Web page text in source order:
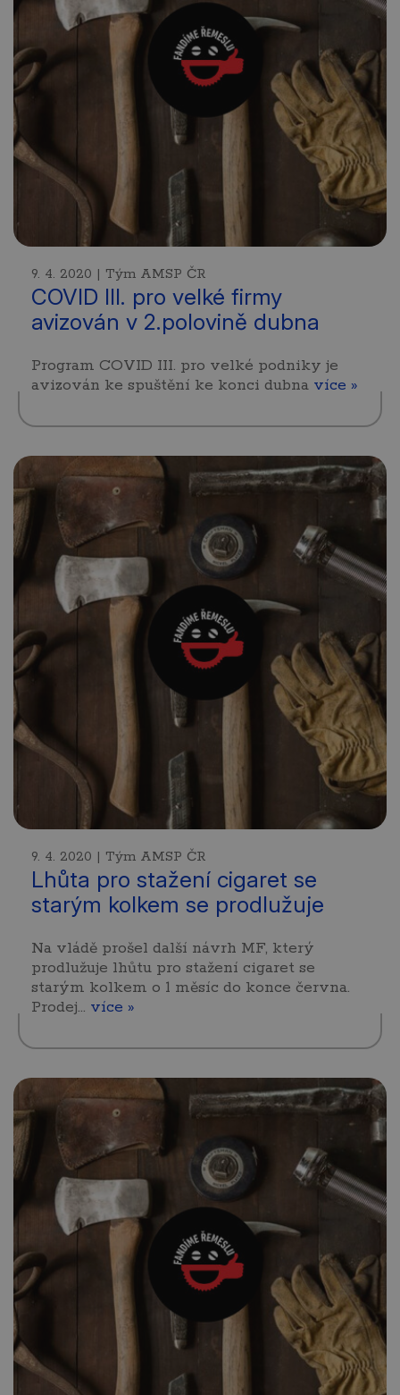
9. 4. 2020 | Tým AMSP ČR
COVID III. pro velké firmy
avizován v 2.polovině dubna
Program COVID III. pro velké podniky je
avizován ke spuštění ke konci dubna více »
9. 4. 2020 | Tým AMSP ČR
Lhůta pro stažení cigaret se
starým kolkem se prodlužuje
Na vládě prošel další návrh MF, který
prodlužuje lhůtu pro stažení cigaret se
starým kolkem o 1 měsíc do konce června.
Prodej… více »